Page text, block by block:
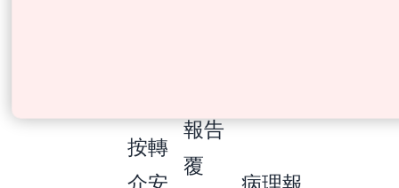
按轉
報告
覆